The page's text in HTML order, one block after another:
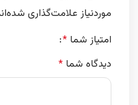
موردنیاز علامت‌گذاری
امتیاز شما *
دیدگاه شما *